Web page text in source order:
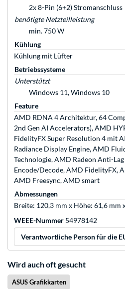
2x 8-Pin (6+2) Stromanschluss
benötigte Netzteilleistung
min. 750 W
Kühlung
Kühlung mit Lüfter
Betriebssysteme
Unterstützt
Windows 11, Windows 10
Feature
AMD RDNA 4 Architektur, 64
2nd Gen AI Accelerators), AMD
FidelityFX Super Resolution 4 mit
Radiance Display Engine, AMD
Technologie, AMD Radeon Anti-
Encode/Decode, AMD FidelityFX,
AMD Freesync, AMD smart
Abmessungen
Breite: 120,3 mm x Höhe: 61,6 mm
WEEE-Nummer 54978142
Verantwortliche Person für die
Wird auch oft gesucht
ASUS Grafikkarten